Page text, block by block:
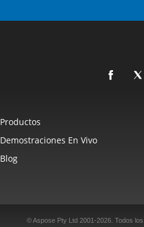
Productos
Demostraciones En Vivo
Blog
© Aspose Pty Ltd 2001-2026. Todos